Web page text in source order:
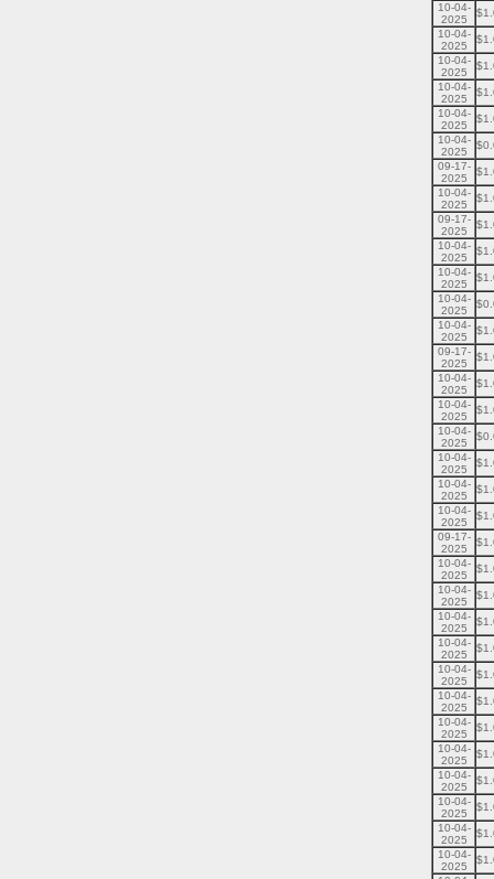
10-04-
2025
10-04-
2025
10-04-
2025
10-04-
2025
10-04-
2025
10-04-
2025
09-17-
2025
10-04-
2025
09-17-
2025
10-04-
2025
10-04-
2025
10-04-
2025
10-04-
2025
09-17-
2025
10-04-
2025
10-04-
2025
10-04-
2025
10-04-
2025
10-04-
2025
10-04-
2025
09-17-
2025
10-04-
2025
10-04-
2025
10-04-
2025
10-04-
2025
10-04-
2025
10-04-
2025
10-04-
2025
10-04-
2025
10-04-
2025
10-04-
2025
10-04-
2025
10-04-
2025